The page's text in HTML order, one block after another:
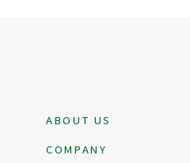
ABOUT US
COMPANY